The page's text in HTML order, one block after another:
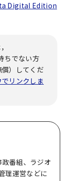
Digital Edition
ちでない方
）してくだ
リンクしま
番組、ラジオ
理運営などに